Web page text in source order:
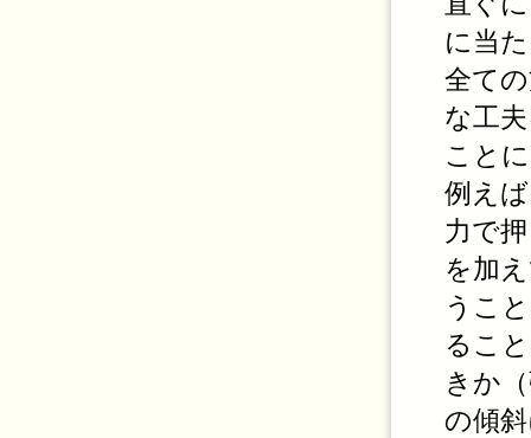
に当
全て
な工
こと
例え
力で
を加
うこ
るこ
きか
の傾